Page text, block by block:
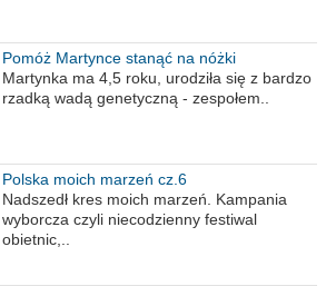
Pomóż Martynce stanąć na nóżki
Martynka ma 4,5 roku, urodziła się z bardzo
rzadką wadą genetyczną - zespołem..
Polska moich marzeń cz.6
Nadszedł kres moich marzeń. Kampania
wyborcza czyli niecodzienny festiwal
obietnic,..